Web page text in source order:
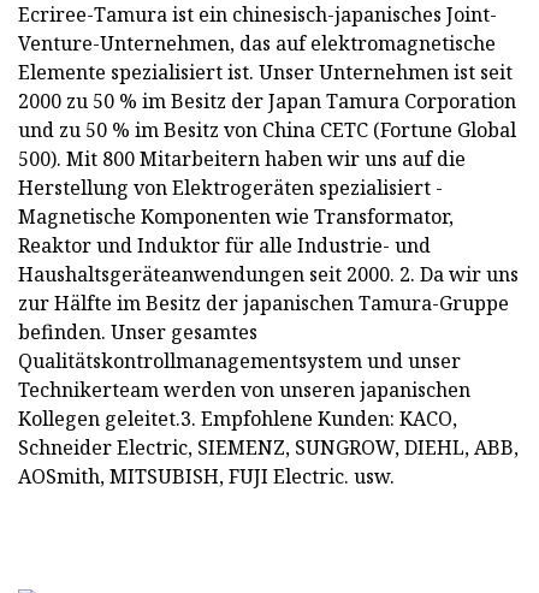
Ecriree-Tamura ist ein chinesisch-japanisches Joint-
Venture-Unternehmen, das auf elektromagnetische
Elemente spezialisiert ist. Unser Unternehmen ist seit
2000 zu 50 % im Besitz der Japan Tamura Corporation
und zu 50 % im Besitz von China CETC (Fortune Global
500). Mit 800 Mitarbeitern haben wir uns auf die
Herstellung von Elektrogeräten spezialisiert -
Magnetische Komponenten wie Transformator,
Reaktor und Induktor für alle Industrie- und
Haushaltsgeräteanwendungen seit 2000. 2. Da wir uns
zur Hälfte im Besitz der japanischen Tamura-Gruppe
befinden. Unser gesamtes
Qualitätskontrollmanagementsystem und unser
Technikerteam werden von unseren japanischen
Kollegen geleitet.3. Empfohlene Kunden: KACO,
Schneider Electric, SIEMENZ, SUNGROW, DIEHL, ABB,
AOSmith, MITSUBISH, FUJI Electric. usw.